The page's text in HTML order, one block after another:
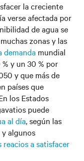
la creciente
verse afectada por
de agua se
zonas y las
demanda mundial
y un 30 % por
y que más de
países que
los Estados
puede
al día, según las
algunos
reacios a satisfacer